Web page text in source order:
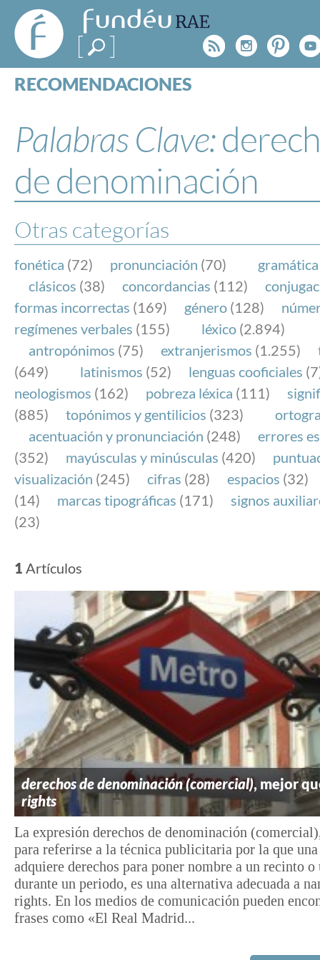
FundéuRAE
- Fundación
del Español
Urgente
Rss
RECOMENDACIONES
ESPECIALES
BLOG
NOTICIAS
FundéuRAE es una fundación patrocinada por la
y la Real Academia Española, cuyo objetivo es
el buen uso del español en los medios de
Internet.
Palabras Clave:
de denominación
Otras categorías
fonética (72) pronunciación (70) gramática
clásicos (38) concordancias (112)
formas incorrectas (169) género (128)
regímenes verbales (155) léxico (2.894)
antropónimos (75) extranjerismos (1.255)
(649)
latinismos (52) lenguas cooficiales
neologismos (162) pobreza léxica (111)
(885)
topónimos y gentilicios (323)
acentuación y pronunciación (248)
errores
(352)
mayúsculas y minúsculas (420)
visualización (245) cifras (28) espacios (32)
(14)
marcas tipográficas (171)
signos
(23)
1 Artículos
derechos de denominación (comercial), mejor
rights
La expresión derechos de denominación
para referirse a la técnica publicitaria por la que
adquiere derechos para poner nombre a un recinto o
durante un periodo, es una alternativa adecuada a
rights. En los medios de comunicación pueden
frases como «El Real Madrid...